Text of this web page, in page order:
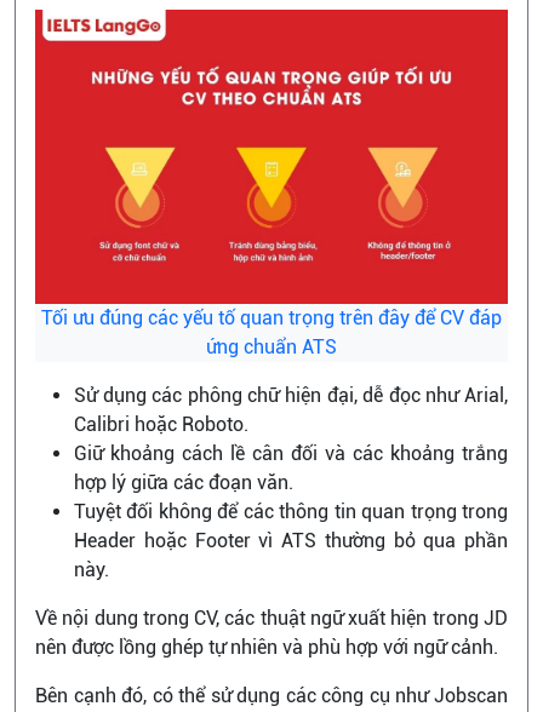
Tối ưu đúng các yếu tố quan trọng trên đây để CV đáp
ứng chuẩn ATS
Sử dụng các phông chữ hiện đại, dễ đọc như Arial,
Calibri hoặc Roboto.
Giữ khoảng cách lề cân đối và các khoảng trắng
hợp lý giữa các đoạn văn.
Tuyệt đối không để các thông tin quan trọng trong
Header hoặc Footer vì ATS thường bỏ qua phần
này.
Về nội dung trong CV, các thuật ngữ xuất hiện trong JD
nên được lồng ghép tự nhiên và phù hợp với ngữ cảnh.
Bên cạnh đó, có thể sử dụng các công cụ như Jobscan